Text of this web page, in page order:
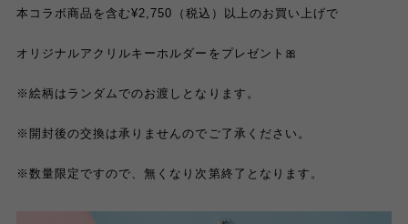
本コラボ商品を含む¥2,750（税込）以上のお買い上げで
オリジナルアクリルキーホルダーをプレゼント🎀
※絵柄はランダムでのお渡しとなります。
※開封後の交換は承りませんのでご了承ください。
※数量限定ですので、無くなり次第終了となります。